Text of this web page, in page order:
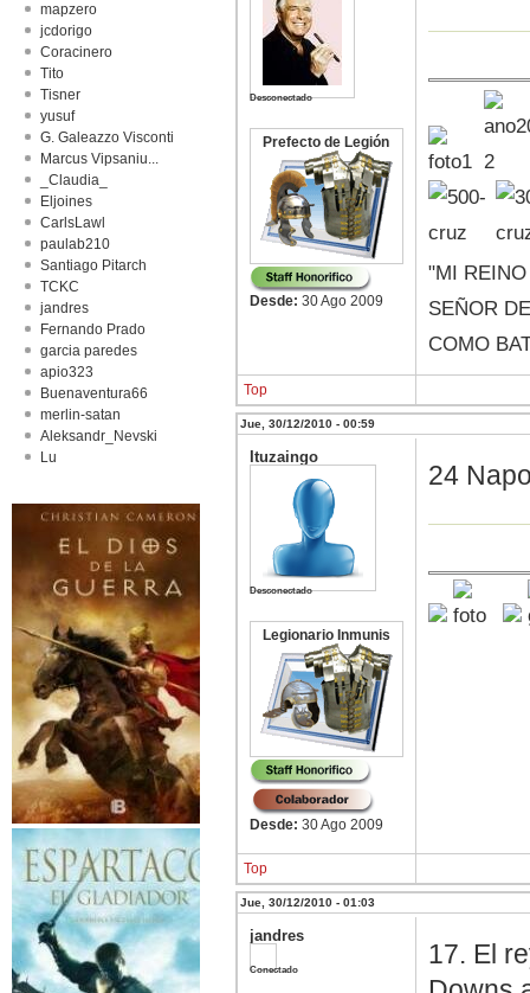
mapzero
jcdorigo
Coracinero
Tito
Tisner
yusuf
G. Galeazzo Visconti
Marcus Vipsaniu...
_Claudia_
Eljoines
CarlsLawl
paulab210
Santiago Pitarch
TCKC
jandres
Fernando Prado
garcia paredes
apio323
Buenaventura66
merlin-satan
Aleksandr_Nevski
Lu
Desconectado
Prefecto de Legión
Desde: 30 Ago 2009
"MI
SEÑOR
COMO
Top
Jue, 30/12/2010 - 00:59
Ituzaingo
Desconectado
Legionario Inmunis
Desde: 30 Ago 2009
24
Top
Jue, 30/12/2010 - 01:03
jandres
Conectado
17. El